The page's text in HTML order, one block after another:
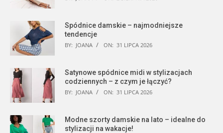
Spódnice damskie – najmodniejsze
tendencje
BY: JOANA ON: 31 LIPCA 2026
Satynowe spódnice midi w stylizacjach
codziennych – z czym je łączyć?
BY: JOANA ON: 31 LIPCA 2026
Modne szorty damskie na lato – idealne do
stylizacji na wakacje!